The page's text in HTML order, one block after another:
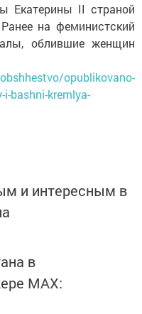
Екатерины II страной
на феминистский
облившие женщин
opublikovano-
bashni-kremlya-
и интересным в
в
MАХ: